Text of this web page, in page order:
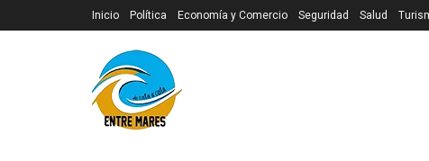
Inicio Política Economía y Comercio Seguridad Salud